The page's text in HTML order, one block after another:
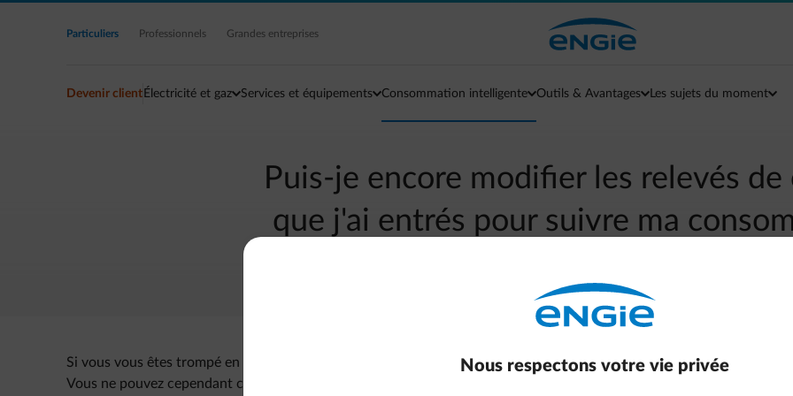
Accéder au contenu principal
Particuliers Professionnels Grandes entreprises
Devenir client Électricité et gaz Services et équipements Consommation intelligente Outils & Avantages Les sujets du moment
Puis-je encore modifier les relevés
que j'ai entrés pour suivre ma
Aller à la page contact
Si vous vous êtes trompé en indiquant un relevé, vous pouvez effacer les données que vous avez saisies
Vous ne pouvez cependant communiquer que de nouveaux relevés de compteur datés d'aujourd'hui (pas modifier les
Nous respectons votre vie privée